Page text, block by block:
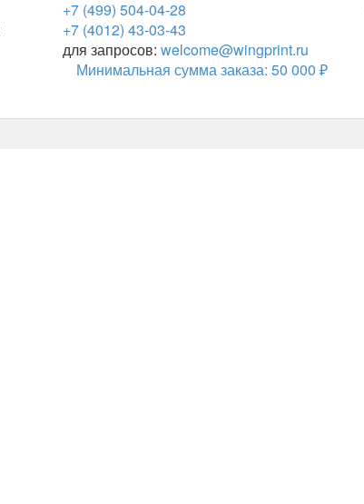
+7 (499) 504-04-28
+7 (4012) 43-03-43
для запросов: welcome@wingprint.ru
Минимальная сумма заказа: 50 000 ₽